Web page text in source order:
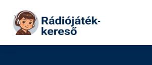
Tovább a tartalomhoz